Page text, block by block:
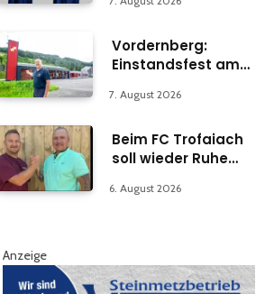
Vordernberg:
Einstandsfest am
7. August 2026
Beim FC Trofaiach
soll wieder Ruhe
6. August 2026
Anzeige